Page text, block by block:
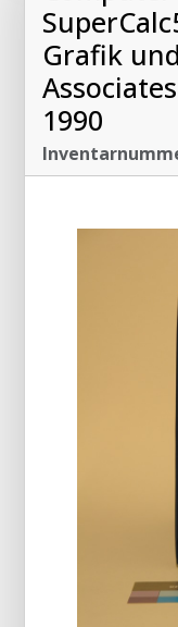
Grafik
1990